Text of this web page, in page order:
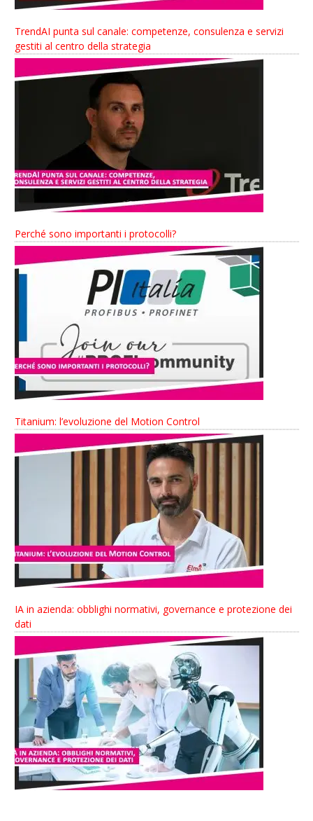
TrendAI punta sul canale: competenze, consulenza e servizi
gestiti al centro della strategia
Perché sono importanti i protocolli?
Titanium: l’evoluzione del Motion Control
IA in azienda: obblighi normativi, governance e protezione dei
dati